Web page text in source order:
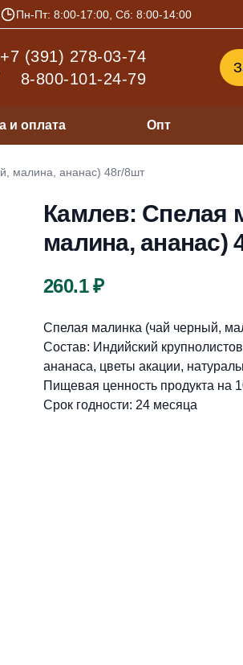
Пн-Пт: 8:00-17:00, Сб: 8:00-14:00
+7 (391) 278-03-74
8-800-101-24-79
и оплата Опт
малина, ананас) 48г/8шт
Камлев: Спелая
малина, ананас)
260.1 ₽
Описание
Спелая малинка (чай черный,
Состав: Индийский
ананаса, цветы акации,
Пищевая ценность продукта на
Срок годности: 24 месяца